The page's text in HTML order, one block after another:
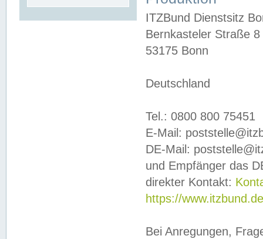
ITZBund Dienstsitz
Bernkasteler Straße 8
53175 Bonn
Deutschland
Tel.: 0800 800 75451
E-Mail:
DE-Mail:
und Empfänger das
direkter Kontakt:
https://
Bei Anregungen,